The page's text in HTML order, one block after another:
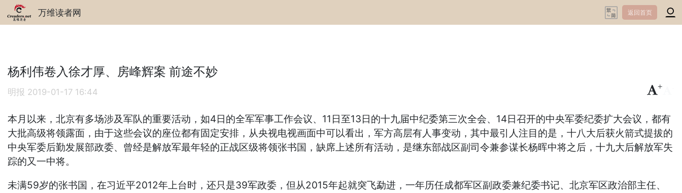
万维读者网 返回首页
杨利伟卷入徐才厚、房峰辉案 前途不妙
明报 2019-01-17 16:44
+
本月以来，北京有多场涉及军队的重要活动，如4日的全军军事工作会议、11日至13日的十九届中纪委第三次全会、14日召开的中央军委纪委扩大会议，都有
大批高级将领露面，由于这些会议的座位都有固定安排，从央视电视画面中可以看出，军方高层有人事变动，其中最引人注目的是，十八大后获火箭式提拔的
中央军委后勤发展部政委、曾经是解放军最年轻的正战区级将领张书国，缺席上述所有活动，是继东部战区副司令兼参谋长杨晖中将之后，十九大后解放军失
踪的又一中将。
未满59岁的张书国，在习近平2012年上台时，还只是39军政委，但从2015年起就突飞勐进，一年历任成都军区副政委兼纪委书记、北京军区政治部主任、